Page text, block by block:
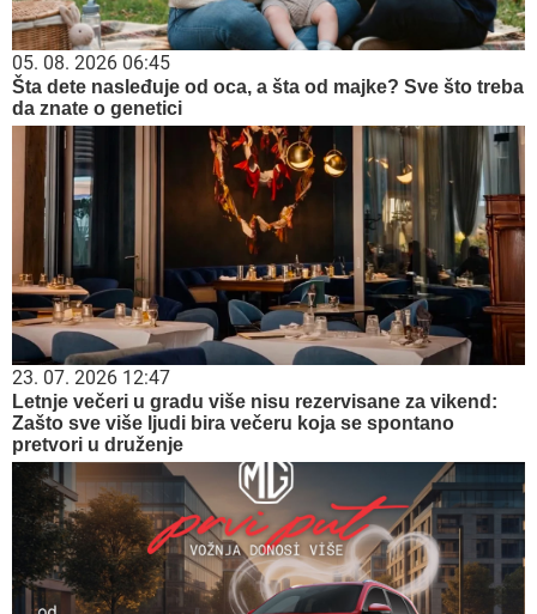
05. 08. 2026 06:45
Šta dete nasleđuje od oca, a šta od majke? Sve što treba
da znate o genetici
23. 07. 2026 12:47
Letnje večeri u gradu više nisu rezervisane za vikend:
Zašto sve više ljudi bira večeru koja se spontano
pretvori u druženje